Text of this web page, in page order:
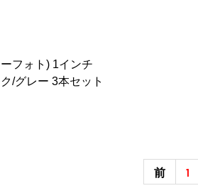
フォト) 1インチ
/グレー 3本セット
前 1